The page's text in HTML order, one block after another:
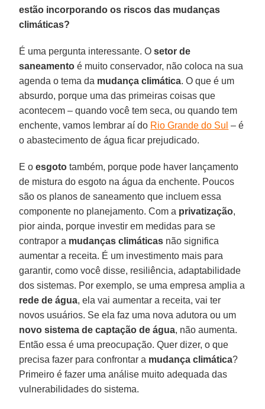
estão incorporando os riscos das mudanças
climáticas?
É uma pergunta interessante. Osetor de
saneamento é muito conservador, não coloca na sua
agenda o tema da mudança climática. O que é um
absurdo, porque uma das primeiras coisas que
acontecem – quando você tem seca, ou quando tem
enchente, vamos lembrar aí do Rio Grande do Sul – é
o abastecimento de água ficar prejudicado.
E oesgoto também, porque pode haver lançamento
de mistura do esgoto na água da enchente. Poucos
são os planos de saneamento que incluem essa
componente no planejamento. Com a privatização,
pior ainda, porque investir em medidas para se
contrapor a mudanças climáticas não significa
aumentar a receita. É um investimento mais para
garantir, como você disse, resiliência, adaptabilidade
dos sistemas. Por exemplo, se uma empresa amplia a
rede de água, ela vai aumentar a receita, vai ter
novos usuários. Se ela faz uma nova adutora ou um
novo sistema de captação de água, não aumenta.
Então essa é uma preocupação. Quer dizer, o que
precisa fazer para confrontar a mudança climática?
Primeiro é fazer uma análise muito adequada das
vulnerabilidades do sistema.